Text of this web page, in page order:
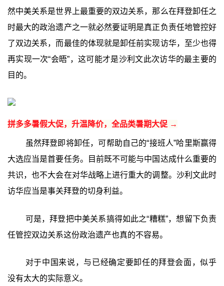
然中美关系是世界上最重要的双边关系，那么在拜登卸任之
时最大的政治遗产之一就必然要证明是真正负责任地管控好
了双边关系，而最佳的体现就是卸任前实现访华，至少也得
再实现一次“会晤”，这可能才是沙利文此次访华的最主要的
目的。
拼多多暑假大促，升温降价，全品类暑期大促 →
虽然拜登即将卸任，可帮助自己的“接班人”哈里斯赢得
大选应当是首要任务。目前既不可能与中国达成什么重要的
共识，也不大会在对华战略上进行重大的调整。沙利文此时
访华应当是事关拜登的切身利益。
可是，拜登把中美关系搞得如此之“糟糕”，想留下负责
任管控双边关系这份政治遗产也真的不容易。
对于中国来说，与已经确定要卸任的拜登会面，似乎
没有太大的实际意义。